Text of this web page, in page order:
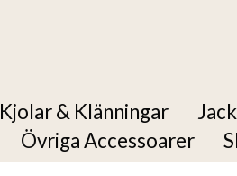
Kjolar & Klänningar
Övriga Accessoarer